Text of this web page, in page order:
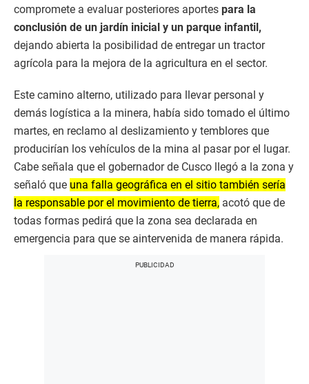
compromete a evaluar posteriores aportes para la
conclusión de un jardín inicial y un parque infantil,
dejando abierta la posibilidad de entregar un tractor
agrícola para la mejora de la agricultura en el sector.
Este camino alterno, utilizado para llevar personal y
demás logística a la minera, había sido tomado el último
martes, en reclamo al deslizamiento y temblores que
producirían los vehículos de la mina al pasar por el lugar.
Cabe señala que el gobernador de Cusco llegó a la zona y
señaló que una falla geográfica en el sitio también sería
la responsable por el movimiento de tierra, acotó que de
todas formas pedirá que la zona sea declarada en
emergencia para que se aintervenida de manera rápida.